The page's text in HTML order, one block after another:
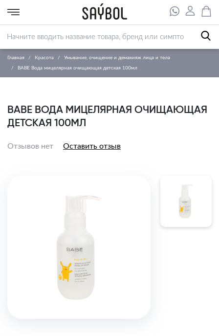
Главная Красота Умывание, очищение и демакияж лица и тела
BABE Вода мицелярная очищающая детская 100мл
BABE ВОДА МИЦЕЛЯРНАЯ ОЧИЩАЮЩАЯ
ДЕТСКАЯ 100МЛ
Отзывов нет Оставить отзыв